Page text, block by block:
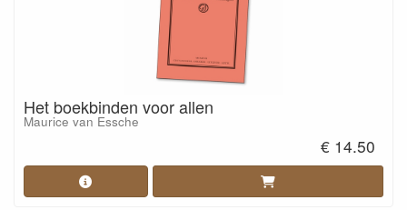
Het boekbinden voor allen
Maurice van Essche
€ 14.50